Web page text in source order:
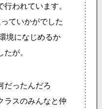
われています。
ていかがでした
境になじめるか
が。
だったんだろ
ラスのみんなと仲